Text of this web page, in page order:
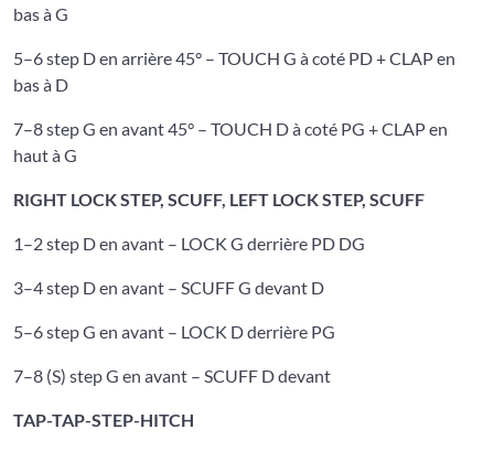
bas à G
5–6 step D en arrière 45° – TOUCH G à coté PD + CLAP en
bas à D
7–8 step G en avant 45° – TOUCH D à coté PG + CLAP en
haut à G
RIGHT LOCK STEP, SCUFF, LEFT LOCK STEP, SCUFF
1–2 step D en avant – LOCK G derrière PD DG
3–4 step D en avant – SCUFF G devant D
5–6 step G en avant – LOCK D derrière PG
7–8 (S) step G en avant – SCUFF D devant
TAP-TAP-STEP-HITCH